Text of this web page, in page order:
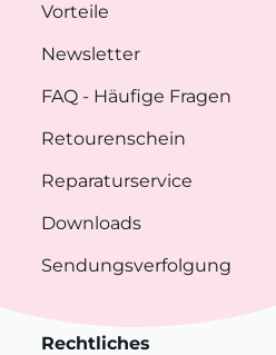
Vorteile
Newsletter
FAQ - Häufige Fragen
Retourenschein
Reparaturservice
Downloads
Sendungsverfolgung
Rechtliches